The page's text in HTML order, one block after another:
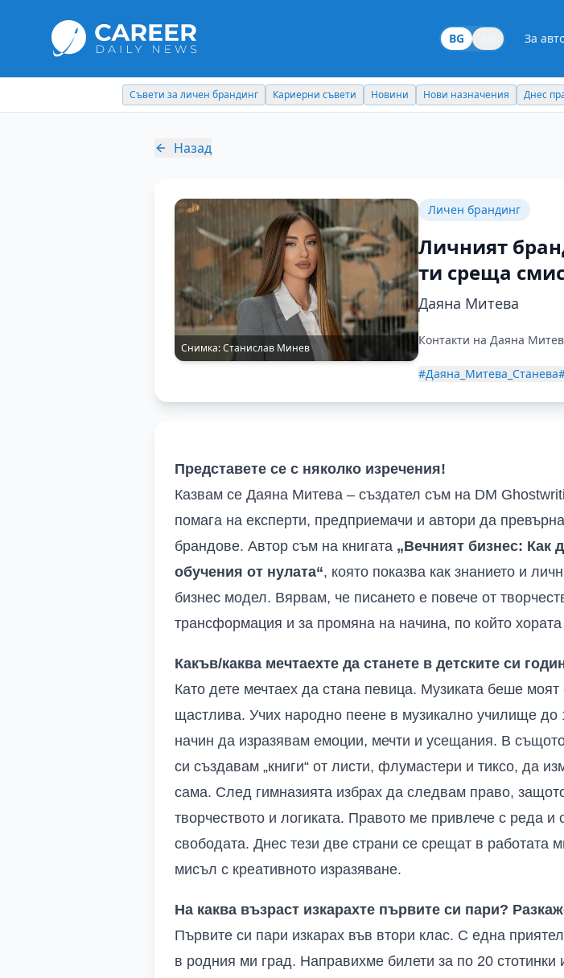
BG За
Съвети за личен брандинг Кариерни съвети Новини Нови назначения Днес
Назад
Снимка:Станислав Минев
Личен брандинг
Личният
ти среща
Даяна Митева
Контакти на Даяна
#Даяна_Митева_Станева
Представете се с няколко изречения!
Казвам се Даяна Митева – създател съм на DM
помага на експерти, предприемачи и автори да
брандове. Автор съм на книгата „Вечният бизнес: Как
обучения от нулата“, която показва как знанието и
бизнес модел. Вярвам, че писането е повече от
трансформация и за промяна на начина, по който
Какъв/каква мечтаехте да станете в детските си
Като дете мечтаех да стана певица. Музиката беше моят
щастлива. Учих народно пеене в музикално училище до
начин да изразявам емоции, мечти и усещания. В
си създавам „книги“ от листи, флумастери и тиксо, да
сама. След гимназията избрах да следвам право,
творчеството и логиката. Правото ме привлече с реда
свободата. Днес тези две страни се срещат в работата
мисъл с креативното изразяване.
На каква възраст изкарахте първите си пари?
Първите си пари изкарах във втори клас. С една
в родния ми град. Направихме билети за по 20